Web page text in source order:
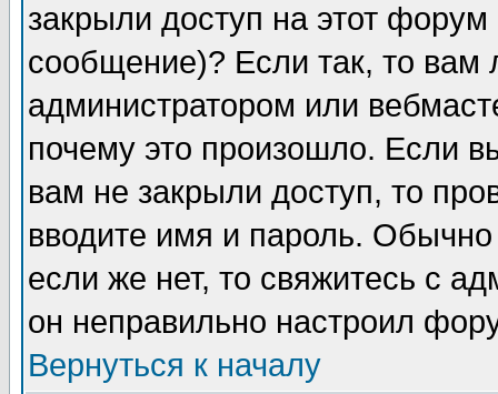
закрыли доступ на этот
сообщение)? Если так, то вам
администратором или
почему это произошло. Если
вам не закрыли доступ, то
вводите имя и пароль.
если же нет, то свяжитесь с
он неправильно настроил
Вернуться к началу